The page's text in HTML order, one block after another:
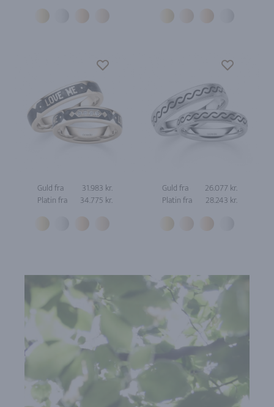
Guld fra
31.983 kr.
Platin fra
34.775 kr.
Guld fra
26.077 kr.
Platin fra
28.243 kr.